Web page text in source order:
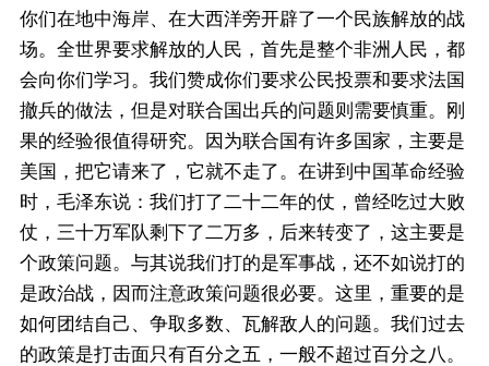
你们在地中海岸、在大西洋旁开辟了一个民族解放的战
场。全世界要求解放的人民，首先是整个非洲人民，都
会向你们学习。我们赞成你们要求公民投票和要求法国
撤兵的做法，但是对联合国出兵的问题则需要慎重。刚
果的经验很值得研究。因为联合国有许多国家，主要是
美国，把它请来了，它就不走了。在讲到中国革命经验
时，毛泽东说：我们打了二十二年的仗，曾经吃过大败
仗，三十万军队剩下了二万多，后来转变了，这主要是
个政策问题。与其说我们打的是军事战，还不如说打的
是政治战，因而注意政策问题很必要。这里，重要的是
如何团结自己、争取多数、瓦解敌人的问题。我们过去
的政策是打击面只有百分之五，一般不超过百分之八。